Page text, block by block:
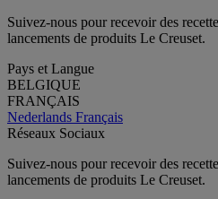
Suivez-nous pour recevoir des
lancements de produits Le Creuset.
Pays et Langue
BELGIQUE
FRANÇAIS
Nederlands Français
Réseaux Sociaux
Suivez-nous pour recevoir des
lancements de produits Le Creuset.